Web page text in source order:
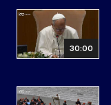
30:00